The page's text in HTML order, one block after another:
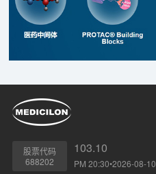
股票代码
688202
103.10
PM 20:30•2026-08-10